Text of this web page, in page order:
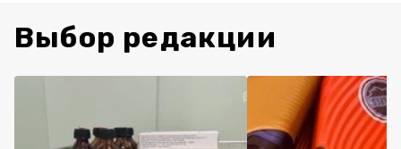
Выбор редакции